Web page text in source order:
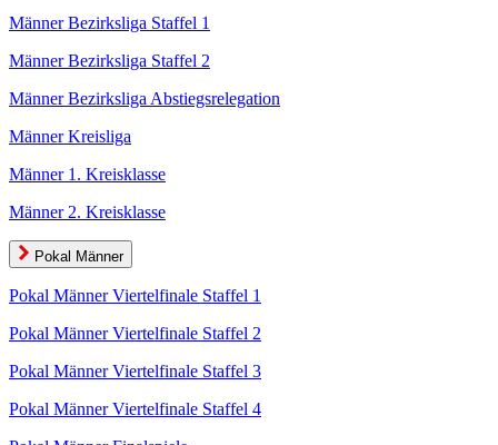
Männer Bezirksliga Staffel 1
Männer Bezirksliga Staffel 2
Männer Bezirksliga Abstiegsrelegation
Männer Kreisliga
Männer 1. Kreisklasse
Männer 2. Kreisklasse
Pokal Männer
Pokal Männer Viertelfinale Staffel 1
Pokal Männer Viertelfinale Staffel 2
Pokal Männer Viertelfinale Staffel 3
Pokal Männer Viertelfinale Staffel 4